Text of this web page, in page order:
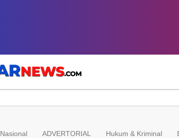
Nasional ADVERTORIAL Hukum & Kriminal